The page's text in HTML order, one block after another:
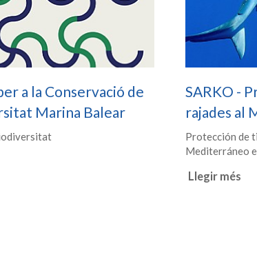
a la Conservació de
Marina Balear
SARKO -
rajades al
Protección de
Mediterráneo
Llegir més